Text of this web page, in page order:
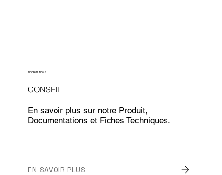
CONSEIL
INFORMATIONS
En savoir plus sur notre Produit,
Documentations et Fiches Techniques.
EN SAVOIR PLUS